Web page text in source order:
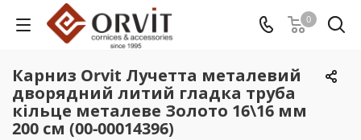
0
Карниз Orvit Лучетта металевий
дворядний литий гладка труба
кільце металеве Золото 16\16 мм
200 см (00-00014396)